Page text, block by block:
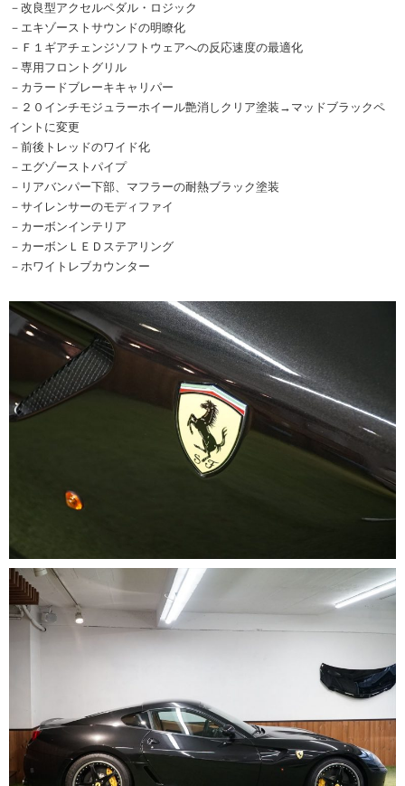
－改良型アクセルペダル・ロジック
－エキゾーストサウンドの明瞭化
－Ｆ１ギアチェンジソフトウェアへの反応速度の最適化
－専用フロントグリル
－カラードブレーキキャリパー
－２０インチモジュラーホイール艶消しクリア塗装→マッドブラックペ
イントに変更
－前後トレッドのワイド化
－エグゾーストパイプ
－リアバンパー下部、マフラーの耐熱ブラック塗装
－サイレンサーのモディファイ
－カーボンインテリア
－カーボンＬＥＤステアリング
－ホワイトレブカウンター